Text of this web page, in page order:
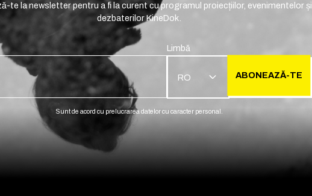
te la newsletter pentru a fi la curent cu programul proiecțiilor, evenimentelor și
dezbaterilor KineDok.
Limbă
RO ABONEAZĂ-TE
Sunt de acord cu prelucrarea datelor cu caracter personal.